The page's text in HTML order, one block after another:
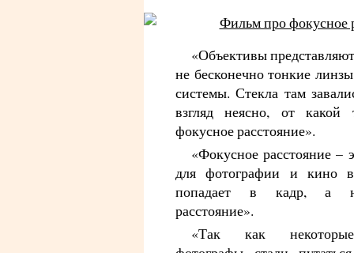
«Объективы
не бесконечно тонкие
системы. Стекла там
взгляд неясно, от какой
фокусное расстояние».
«Фокусное расстояние –
для фотографии и кино
попадает в кадр, а
расстояние».
«Так как